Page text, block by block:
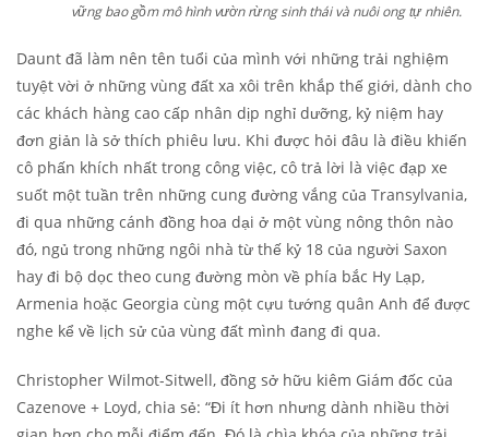
vững bao gồm mô hình vườn rừng sinh thái và nuôi ong tự nhiên.
Daunt đã làm nên tên tuổi của mình với những trải nghiệm
tuyệt vời ở những vùng đất xa xôi trên khắp thế giới, dành cho
các khách hàng cao cấp nhân dịp nghỉ dưỡng, kỷ niệm hay
đơn giản là sở thích phiêu lưu. Khi được hỏi đâu là điều khiến
cô phấn khích nhất trong công việc, cô trả lời là việc đạp xe
suốt một tuần trên những cung đường vắng của Transylvania,
đi qua những cánh đồng hoa dại ở một vùng nông thôn nào
đó, ngủ trong những ngôi nhà từ thế kỷ 18 của người Saxon
hay đi bộ dọc theo cung đường mòn về phía bắc Hy Lạp,
Armenia hoặc Georgia cùng một cựu tướng quân Anh để được
nghe kể về lịch sử của vùng đất mình đang đi qua.
Christopher Wilmot-Sitwell, đồng sở hữu kiêm Giám đốc của
Cazenove + Loyd, chia sẻ: “Đi ít hơn nhưng dành nhiều thời